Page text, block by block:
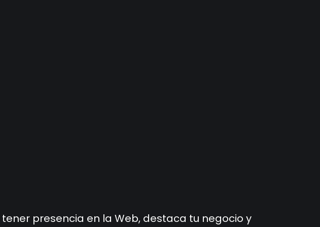
presencia en la Web, destaca tu negocio y